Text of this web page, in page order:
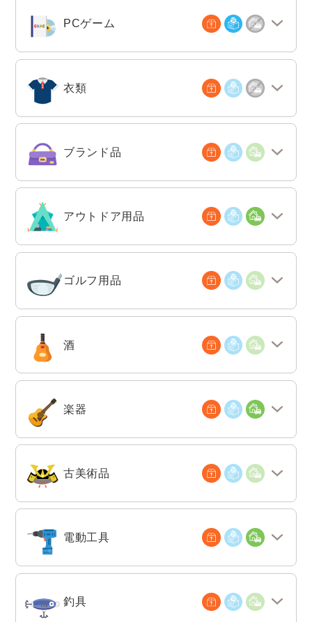
PCゲーム
衣類
ブランド品
アウトドア用品
ゴルフ用品
酒
楽器
古美術品
電動工具
釣具